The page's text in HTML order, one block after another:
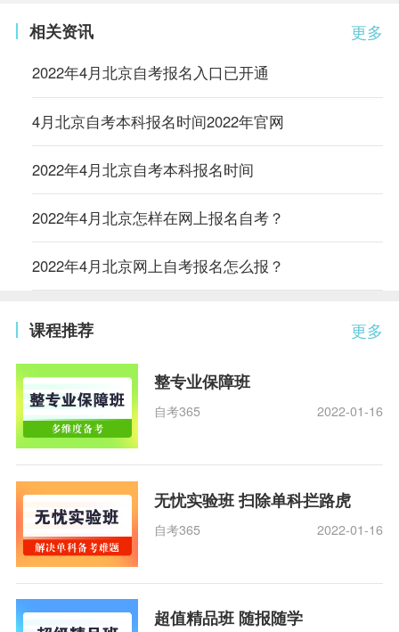
更多
相关资讯
2022年4月北京自考报名入口已开通
4月北京自考本科报名时间2022年官网
2022年4月北京自考本科报名时间
2022年4月北京怎样在网上报名自考？
2022年4月北京网上自考报名怎么报？
更多
课程推荐
整专业保障班
自考365 2022-01-16
无忧实验班 扫除单科拦路虎
自考365 2022-01-16
超值精品班 随报随学